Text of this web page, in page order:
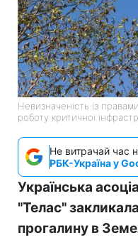
Невизначеність із
роботу критичної
Не витрачай час
РБК-Україна у
Українська
"Телас"
прогалину в